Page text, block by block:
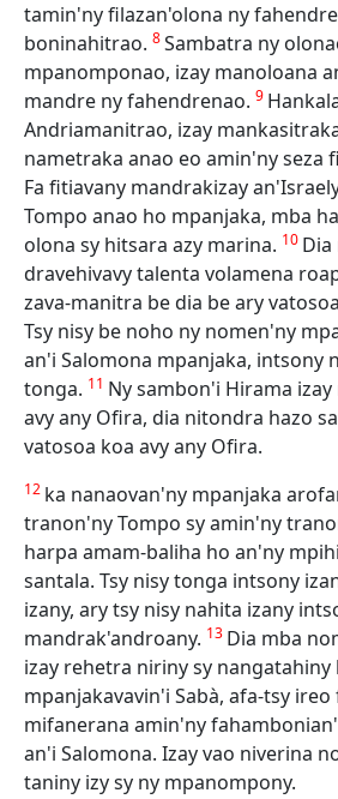
tamin'ny filazan'olona ny
boninahitrao. 8Sambatra ny
mpanomponao, izay manoloana
mandre ny fahendrenao. 9
Andriamanitrao, izay
nametraka anao eo amin'ny seza
Fa fitiavany mandrakizay
Tompo anao ho mpanjaka, mba
olona sy hitsara azy marina. 10
dravehivavy talenta volamena
zava-manitra be dia be ary
Tsy nisy be noho ny nomen'ny
an'i Salomona mpanjaka, intsony
tonga. 11 Ny sambon'i Hirama
avy any Ofira, dia nitondra hazo
vatosoa koa avy any Ofira.
12 ka nanaovan'ny mpanjaka
tranon'ny Tompo sy amin'ny
harpa amam-baliha ho an'ny
santala. Tsy nisy tonga intsony
izany, ary tsy nisy nahita izany
mandrak'androany. 13 Dia mba
izay rehetra niriny sy nangatahiny
mpanjakavavin'i Sabà, afa-tsy
mifanerana amin'ny
an'i Salomona. Izay vao niverina
taniny izy sy ny mpanompony.